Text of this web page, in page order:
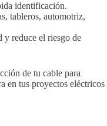
identificación.
tableros, automotriz,
y reduce el riesgo de
de tu cable para
en tus proyectos eléctricos